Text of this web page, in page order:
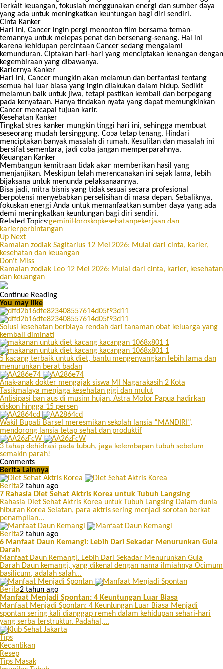
Terkait keuangan, fokuslah menggunakan energi dan sumber daya
yang ada untuk meningkatkan keuntungan bagi diri sendiri.
Cinta Kanker
Hari ini, Cancer ingin pergi menonton film bersama teman-
temannya untuk melepas penat dan bersenang-senang. Hal ini
karena kehidupan percintaan Cancer sedang mengalami
kemunduran. Ciptakan hari-hari yang menciptakan kenangan dengan
kegembiraan yang dibawanya.
Kariernya Kanker
Hari ini, Cancer mungkin akan melamun dan berfantasi tentang
semua hal luar biasa yang ingin dilakukan dalam hidup. Sedikit
melamun baik untuk jiwa, tetapi pastikan kembali dan berpegang
pada kenyataan. Hanya tindakan nyata yang dapat memungkinkan
Cancer mencapai tujuan karir.
Kesehatan Kanker
Tingkat stres kanker mungkin tinggi hari ini, sehingga membuat
seseorang mudah tersinggung. Coba tetap tenang. Hindari
menciptakan banyak masalah di rumah. Kesulitan dan masalah ini
bersifat sementara, jadi coba jangan memperparahnya.
Keuangan Kanker
Membangun kemitraan tidak akan memberikan hasil yang
menjanjikan. Meskipun telah merencanakan ini sejak lama, lebih
bijaksana untuk menunda pelaksanaannya.
Bisa jadi, mitra bisnis yang tidak sesuai secara profesional
berpotensi menyebabkan perselisihan di masa depan. Sebaliknya,
fokuskan energi Anda untuk memanfaatkan sumber daya yang ada
demi meningkatkan keuntungan bagi diri sendiri.
Related Topics:geminiHoroskopkesehatanpekerjaan dan
karierperbintangan
Up Next
Ramalan zodiak Sagitarius 12 Mei 2026: Mulai dari cinta, karier,
kesehatan dan keuangan
Don't Miss
Ramalan zodiak Leo 12 Mei 2026: Mulai dari cinta, karier, kesehatan
dan keuangan
Continue Reading
You may like
Solusi kesehatan berbiaya rendah dari tanaman obat keluarga yang
kembali diminati
5 kacang terbaik untuk diet, bantu mengenyangkan lebih lama dan
menurunkan berat badan
Anak-anak dokter mengajak siswa MI Nagarakasih 2 Kota
Tasikmalaya menjaga kesehatan gigi dan mulut
Antisipasi ban aus di musim hujan, Astra Motor Papua hadirkan
diskon hingga 15 persen
Wakil Bupati Barsel meresmikan sekolah lansia “MANDIRI”,
mendorong lansia tetap sehat dan produktif
3 tahap dehidrasi pada tubuh, jaga kelembapan tubuh sebelum
semakin parah!
Comments
Berita Lainnya
Berita2 tahun ago
7 Rahasia Diet Sehat Aktris Korea untuk Tubuh Langsing
Rahasia Diet Sehat Aktris Korea untuk Tubuh Langsing Dalam dunia
hiburan Korea Selatan, para aktris sering menjadi sorotan berkat
penampilan...
Berita2 tahun ago
6 Manfaat Daun Kemangi: Lebih Dari Sekadar Menurunkan Gula
Darah
Manfaat Daun Kemangi: Lebih Dari Sekadar Menurunkan Gula
Darah Daun kemangi, yang dikenal dengan nama ilmiahnya Ocimum
basilicum, adalah salah...
Berita2 tahun ago
Manfaat Menjadi Spontan: 4 Keuntungan Luar Biasa
Manfaat Menjadi Spontan: 4 Keuntungan Luar Biasa Menjadi
spontan sering kali dianggap remeh dalam kehidupan sehari-hari
yang serba terstruktur. Padahal,...
Tips
Kecantikan
Resep
Tips Masak